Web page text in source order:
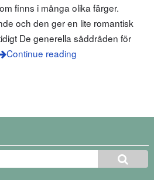
finns i många olika färger.
och den ger en lite romantisk
De generella såddråden för
Continue reading